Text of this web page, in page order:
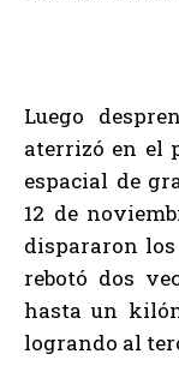
Luego
aterrizó en el
espacial de
12 de
dispararon
rebotó dos
hasta un
logrando al